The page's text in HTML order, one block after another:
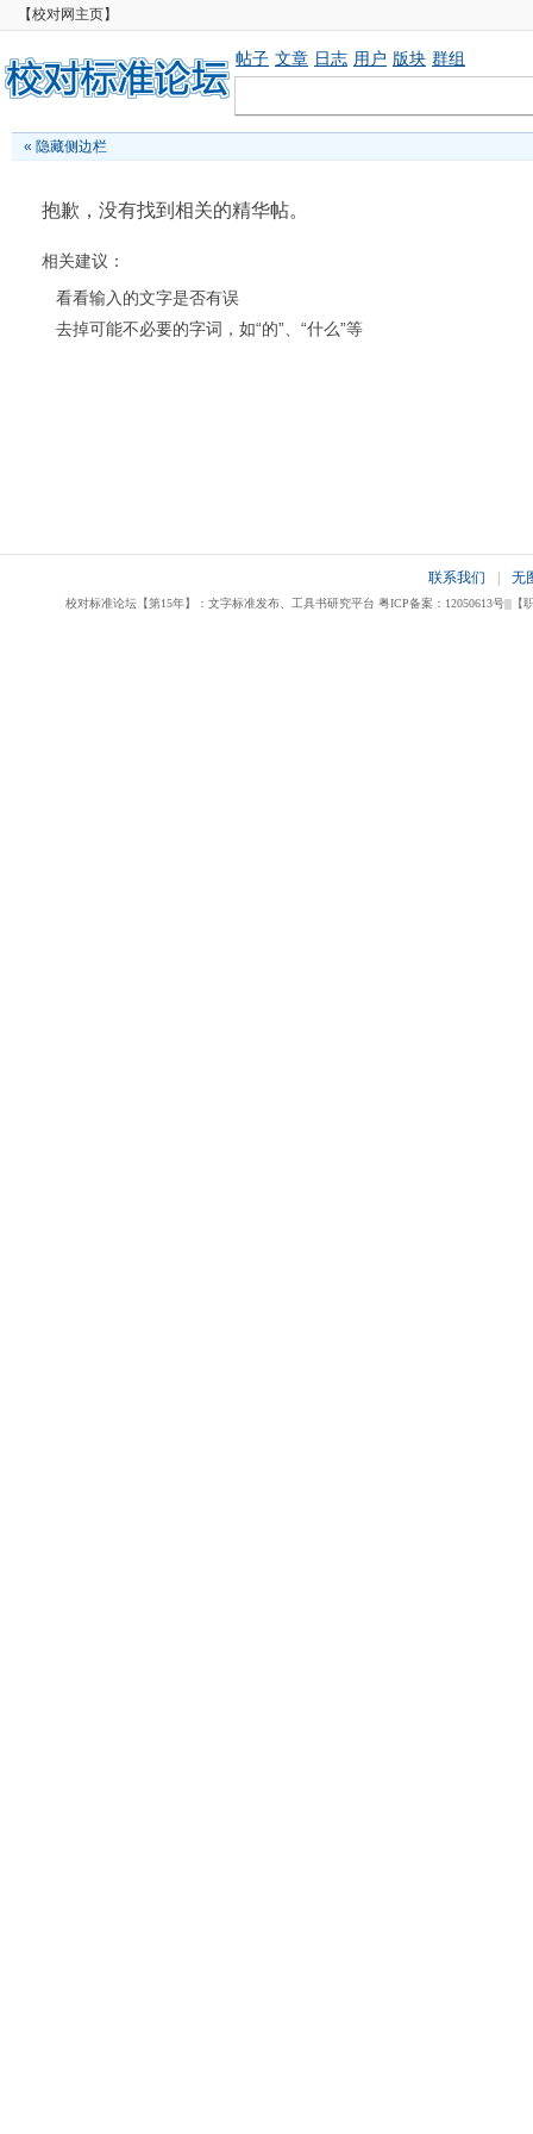
【校对网主页】
帖子 文章 日志 用户 版块 群组
« 隐藏侧边栏
抱歉，没有找到相关的精华帖。
相关建议：
看看输入的文字是否有误
去掉可能不必要的字词，如“的”、“什么”等
联系我们 无
校对标准论坛【第15年】：文字标准发布、工具书研究平台 粤ICP备案：12050613号|||【